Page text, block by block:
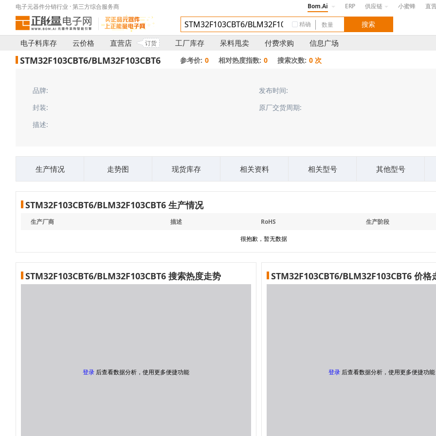
电子元器件分销行业 · 第三方综合服务商 Bom.Ai ERP 供应链 小蜜蜂 直
精确
电子料库存 云价格 直营店 订货 工厂库存 呆料甩卖 付费求购 信息广场
STM32F103CBT6/BLM32F103CBT6 参考价: 0 相对热度指数: 0 搜索次数: 0 次
品牌:
发布时间:
封装:
原厂交货周期:
描述:
生产情况 走势图 现货库存 相关资料 相关型号 其他型号
STM32F103CBT6/BLM32F103CBT6 生产情况
生产厂商 描述 RoHS 生产阶段
很抱歉，暂无数据
STM32F103CBT6/BLM32F103CBT6 搜索热度走势
登录 后查看数据分析，使用更多便捷功能
STM32F103CBT6/BLM32F103CBT6 价格
登录 后查看数据分析，使用更多便捷功能